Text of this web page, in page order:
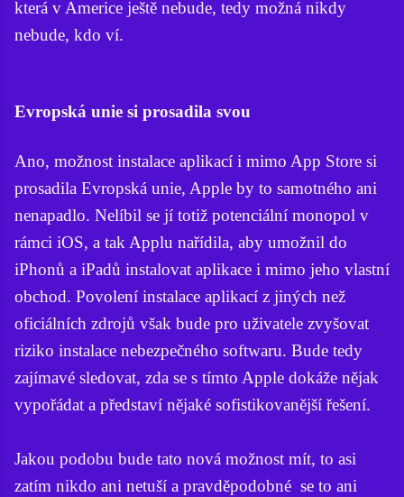
která v Americe ještě nebude, tedy možná nikdy
nebude, kdo ví.
Evropská unie si prosadila svou
Ano, možnost instalace aplikací i mimo App Store si
prosadila Evropská unie, Apple by to samotného ani
nenapadlo. Nelíbil se jí totiž potenciální monopol v
rámci iOS, a tak Applu nařídila, aby umožnil do
iPhonů a iPadů instalovat aplikace i mimo jeho vlastní
obchod. Povolení instalace aplikací z jiných než
oficiálních zdrojů však bude pro uživatele zvyšovat
riziko instalace nebezpečného softwaru. Bude tedy
zajímavé sledovat, zda se s tímto Apple dokáže nějak
vypořádat a představí nějaké sofistikovanější řešení.
Jakou podobu bude tato nová možnost mít, to asi
zatím nikdo ani netuší a pravděpodobné se to ani